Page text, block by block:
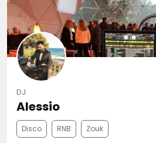
DJ
Alessio
Disco RNB Zouk